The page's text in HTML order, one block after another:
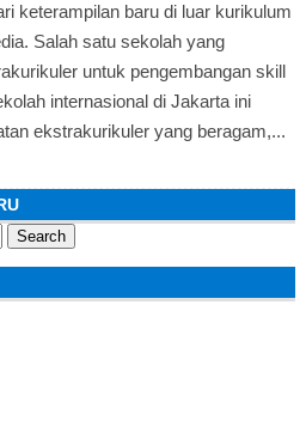
keterampilan baru di luar kurikulum
Salah satu sekolah yang
untuk pengembangan skill
internasional di Jakarta ini
ekstrakurikuler yang beragam,...